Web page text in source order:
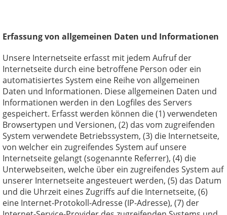
Erfassung von allgemeinen Daten und Informationen
Unsere Internetseite erfasst mit jedem Aufruf der
Internetseite durch eine betroffene Person oder ein
automatisiertes System eine Reihe von allgemeinen
Daten und Informationen. Diese allgemeinen Daten und
Informationen werden in den Logfiles des Servers
gespeichert. Erfasst werden können die (1) verwendeten
Browsertypen und Versionen, (2) das vom zugreifenden
System verwendete Betriebssystem, (3) die Internetseite,
von welcher ein zugreifendes System auf unsere
Internetseite gelangt (sogenannte Referrer), (4) die
Unterwebseiten, welche über ein zugreifendes System auf
unserer Internetseite angesteuert werden, (5) das Datum
und die Uhrzeit eines Zugriffs auf die Internetseite, (6)
eine Internet-Protokoll-Adresse (IP-Adresse), (7) der